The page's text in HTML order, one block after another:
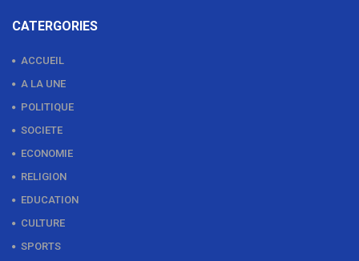
CATERGORIES
ACCUEIL
A LA UNE
POLITIQUE
SOCIETE
ECONOMIE
RELIGION
EDUCATION
CULTURE
SPORTS